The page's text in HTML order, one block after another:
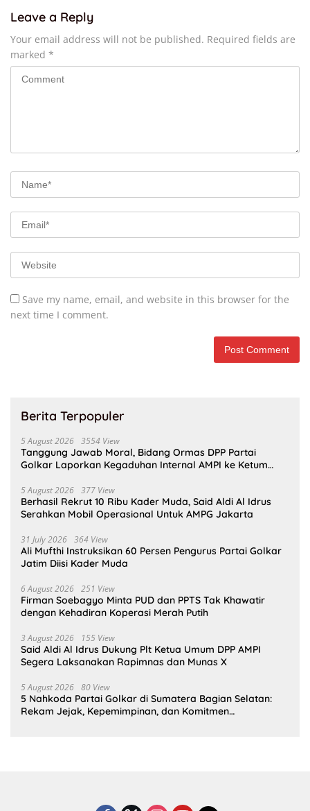
Leave a Reply
Your email address will not be published. Required fields are
marked *
Save my name, email, and website in this browser for the
next time I comment.
Berita Terpopuler
5 August 2026 3554 View
Tanggung Jawab Moral, Bidang Ormas DPP Partai
Golkar Laporkan Kegaduhan Internal AMPI ke Ketum
5 August 2026 377 View
Berhasil Rekrut 10 Ribu Kader Muda, Said Aldi Al Idrus
Serahkan Mobil Operasional Untuk AMPG Jakarta
31 July 2026 364 View
Ali Mufthi Instruksikan 60 Persen Pengurus Partai Golkar
Jatim Diisi Kader Muda
6 August 2026 251 View
Firman Soebagyo Minta PUD dan PPTS Tak Khawatir
dengan Kehadiran Koperasi Merah Putih
3 August 2026 155 View
Said Aldi Al Idrus Dukung Plt Ketua Umum DPP AMPI
Segera Laksanakan Rapimnas dan Munas X
5 August 2026 80 View
5 Nahkoda Partai Golkar di Sumatera Bagian Selatan:
Rekam Jejak, Kepemimpinan, dan Komitmen